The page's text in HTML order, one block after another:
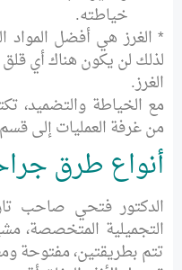
خياطته.
* الغرز هي أفضل المواد
لذلك لن يكون هناك أي قلق
الغرز.
مع الخياطة والتضميد،
من غرفة العمليات إلى قسم
أنواع طرق
الدكتور فتحي صاحب
التجميلية المتخصصة،
تتم بطريقتين، مفتوحة